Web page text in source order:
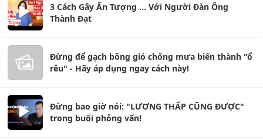
3 Cách Gây Ấn Tượng ... Với Người Đàn Ông
Thành Đạt
Đừng để gạch bông gió chống mưa biến thành "ổ
rêu" - Hãy áp dụng ngay cách này!
Đừng bao giờ nói: "LƯƠNG THẤP CŨNG ĐƯỢC"
trong buổi phỏng vấn!